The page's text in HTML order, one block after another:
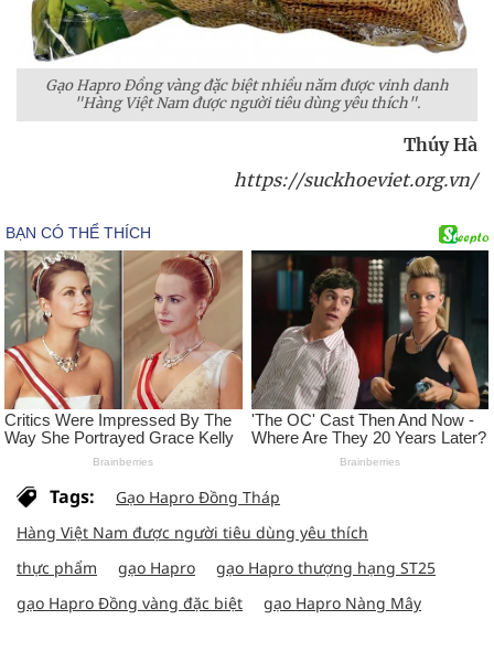
Gạo Hapro Đồng vàng đặc biệt nhiều năm được vinh danh
"Hàng Việt Nam được người tiêu dùng yêu thích".
Thúy Hà
https://suckhoeviet.org.vn/
Tags:
Gạo Hapro Đồng Tháp
Hàng Việt Nam được người tiêu dùng yêu thích
thực phẩm
gạo Hapro
gạo Hapro thượng hạng ST25
gạo Hapro Đồng vàng đặc biệt
gạo Hapro Nàng Mây